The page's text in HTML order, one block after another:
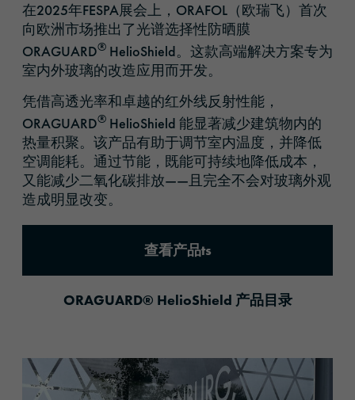
在2025年FESPA展会上，ORAFOL（欧瑞飞）首次
向欧洲市场推出了光谱选择性防晒膜
ORAGUARD® HelioShield。这款高端解决方案专为
室内外玻璃的改造应用而开发。
凭借高透光率和卓越的红外线反射性能，
ORAGUARD® HelioShield 能显著减少建筑物内的
热量积聚。该产品有助于调节室内温度，并降低
空调能耗。通过节能，既能可持续地降低成本，
又能减少二氧化碳排放——且完全不会对玻璃外观
造成明显改变。
查看产品ts
ORAGUARD® HelioShield 产品目录